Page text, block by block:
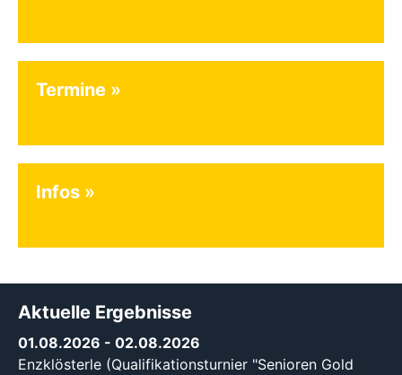
Termine
Infos
Aktuelle Ergebnisse
01.08.2026 - 02.08.2026
Enzklösterle (Qualifikationsturnier "Senioren Gold